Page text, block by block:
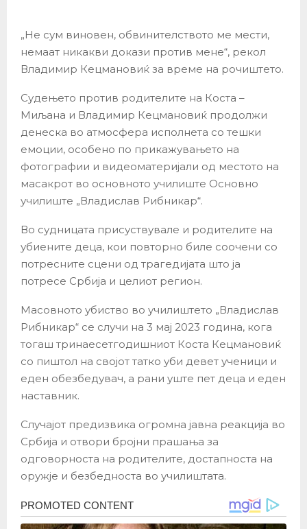
„Не сум виновен, обвинителството ме мести,
немаат никакви докази против мене“, рекол
Владимир Кецмановиќ за време на рочиштето.
Судењето против родителите на Коста –
Миљана и Владимир Кецмановиќ продолжи
денеска во атмосфера исполнета со тешки
емоции, особено по прикажувањето на
фотографии и видеоматеријали од местото на
масакрот во основното училиште Основно
училиште „Владислав Рибникар“.
Во судницата присуствувале и родителите на
убиените деца, кои повторно биле соочени со
потресните сцени од трагедијата што ја
потресе Србија и целиот регион.
Масовното убиство во училиштето „Владислав
Рибникар“ се случи на 3 мај 2023 година, кога
тогаш тринаесетгодишниот Коста Кецмановиќ
со пиштол на својот татко уби девет ученици и
еден обезбедувач, а рани уште пет деца и еден
наставник.
Случајот предизвика огромна јавна реакција во
Србија и отвори бројни прашања за
одговорноста на родителите, достапноста на
оружје и безбедноста во училиштата.